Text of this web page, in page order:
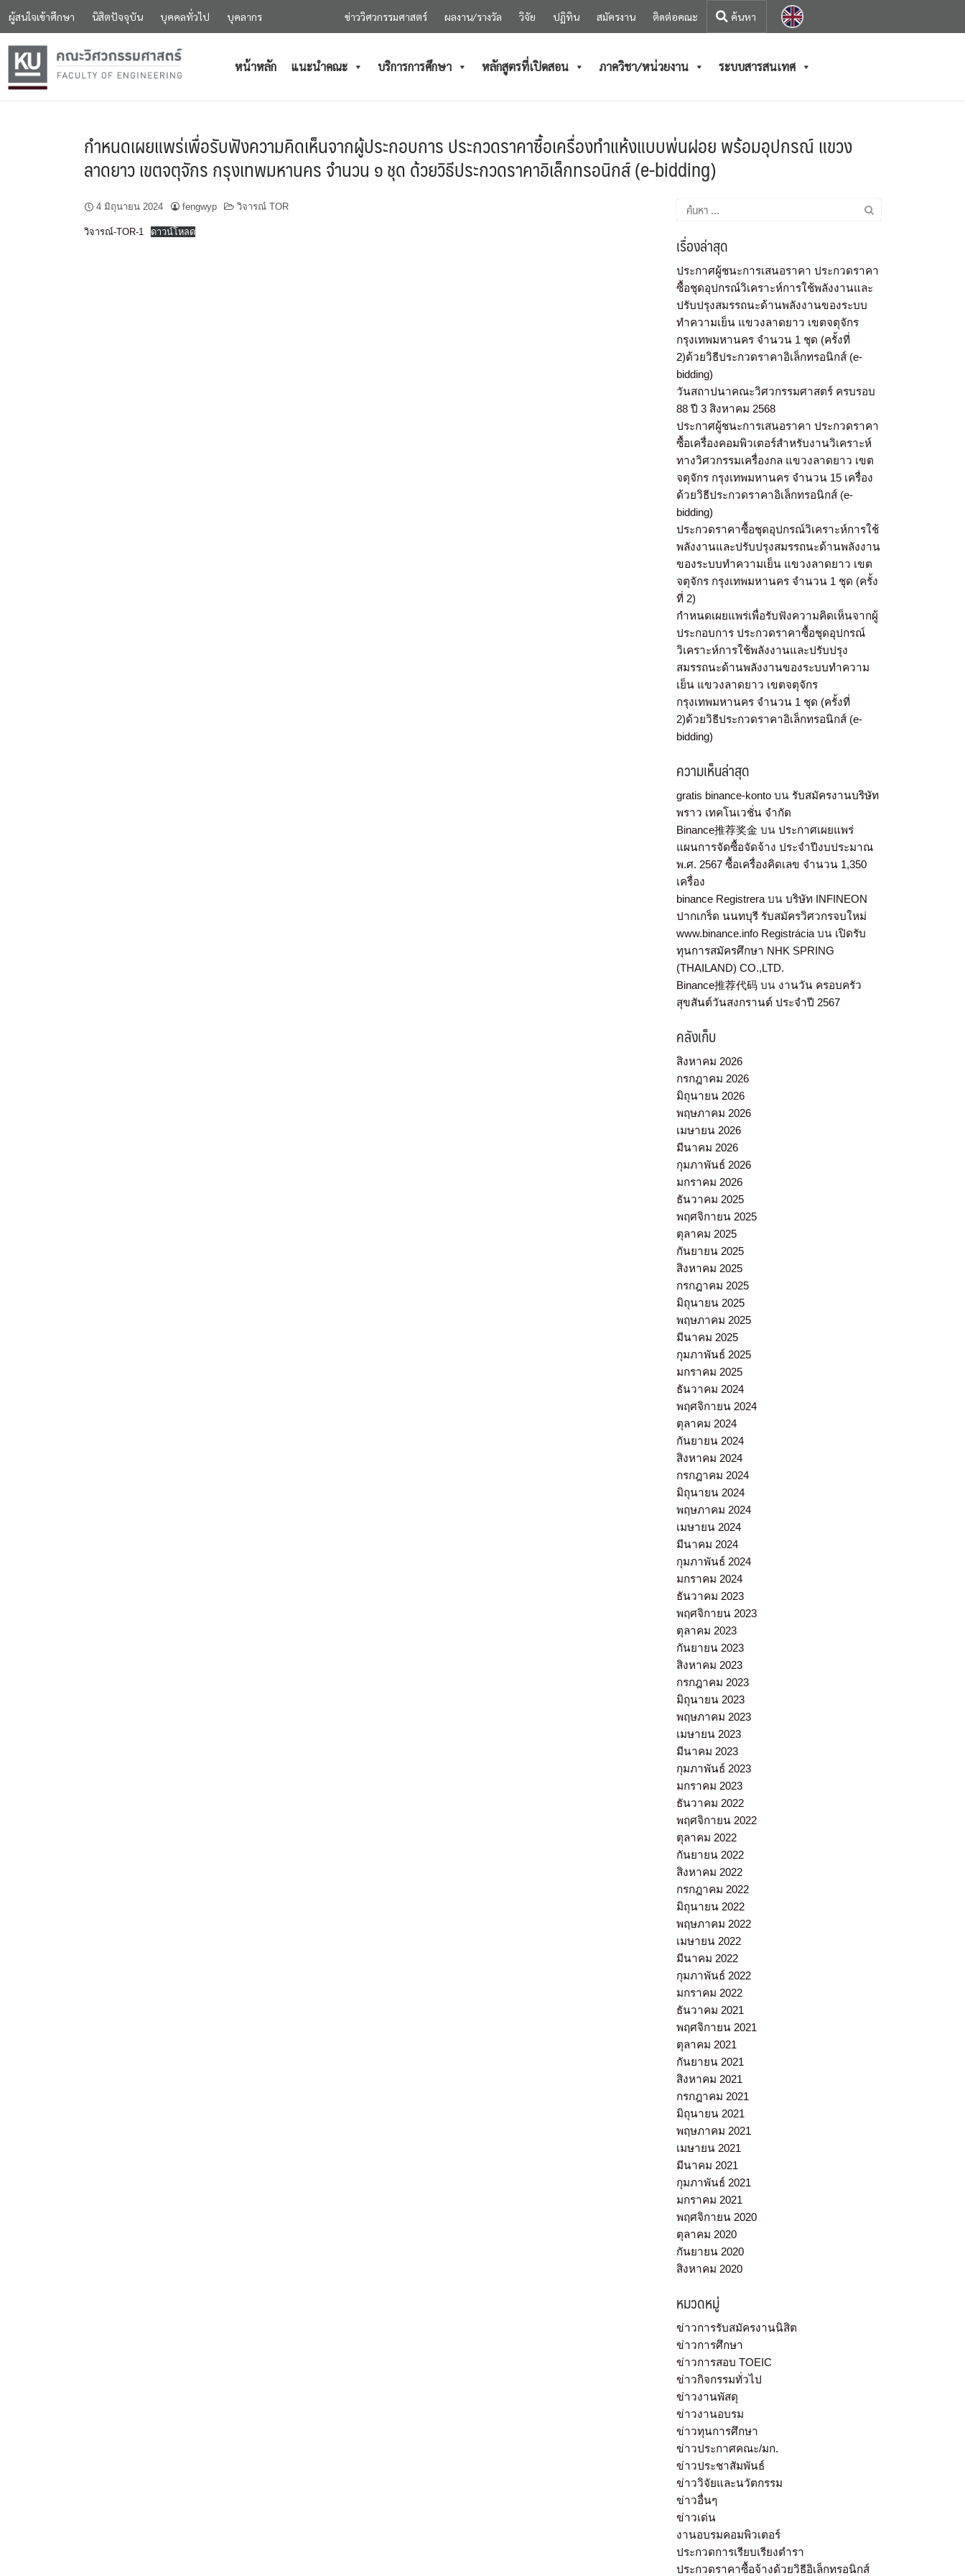
ผู้สนใจเข้าศึกษา นิสิตปัจจุบัน บุคคลทั่วไป บุคลากร ข่าววิศวกรรมศาสตร์ ผลงาน/รางวัล วิจัย ปฏิทิน สมัครงาน ติดต่อคณะ
หน้าหลัก แนะนำคณะ บริการการศึกษา หลักสูตรที่เปิดสอน ภาควิชา/หน่วยงาน ระบบสารสนเทศ
กำหนดเผยแพร่เพื่อรับฟังความคิดเห็นจากผู้ประกอบการ ประกวดราคาซื้อเครื่องทำแห้งแบบพ่นฝอย พร้อมอุปกรณ์ แขวง
ลาดยาว เขตจตุจักร กรุงเทพมหานคร จำนวน ๑ ชุด ด้วยวิธีประกวดราคาอิเล็กทรอนิกส์ (e-bidding)
4 มิถุนายน 2024 fengwyp วิจารณ์ TOR
วิจารณ์-TOR-1 ดาวน์โหลด
เรื่องล่าสุด
ประกาศผู้ชนะการเสนอราคา ประกวดราคา
ซื้อชุดอุปกรณ์วิเคราะห์การใช้พลังงานและ
ปรับปรุงสมรรถนะด้านพลังงานของระบบ
ทำความเย็น แขวงลาดยาว เขตจตุจักร
กรุงเทพมหานคร จำนวน 1 ชุด (ครั้งที่
2)ด้วยวิธีประกวดราคาอิเล็กทรอนิกส์ (e-
bidding)
วันสถาปนาคณะวิศวกรรมศาสตร์ ครบรอบ
88 ปี 3 สิงหาคม 2568
ประกาศผู้ชนะการเสนอราคา ประกวดราคา
ซื้อเครื่องคอมพิวเตอร์สำหรับงานวิเคราะห์
ทางวิศวกรรมเครื่องกล แขวงลาดยาว เขต
จตุจักร กรุงเทพมหานคร จำนวน 15 เครื่อง
ด้วยวิธีประกวดราคาอิเล็กทรอนิกส์ (e-
bidding)
ประกวดราคาซื้อชุดอุปกรณ์วิเคราะห์การใช้
พลังงานและปรับปรุงสมรรถนะด้านพลังงาน
ของระบบทำความเย็น แขวงลาดยาว เขต
จตุจักร กรุงเทพมหานคร จำนวน 1 ชุด (ครั้ง
ที่ 2)
กำหนดเผยแพร่เพื่อรับฟังความคิดเห็นจากผู้
ประกอบการ ประกวดราคาซื้อชุดอุปกรณ์
วิเคราะห์การใช้พลังงานและปรับปรุง
สมรรถนะด้านพลังงานของระบบทำความ
เย็น แขวงลาดยาว เขตจตุจักร
กรุงเทพมหานคร จำนวน 1 ชุด (ครั้งที่
2)ด้วยวิธีประกวดราคาอิเล็กทรอนิกส์ (e-
bidding)
ความเห็นล่าสุด
gratis binance-konto บน รับสมัครงานบริษัท
พราว เทคโนเวชั่น จำกัด
Binance推荐奖金 บนประกาศเผยแพร่
แผนการจัดซื้อจัดจ้าง ประจำปีงบประมาณ
พ.ศ. 2567 ซื้อเครื่องคิดเลข จำนวน 1,350
เครื่อง
binance Registrera บนบริษัท INFINEON
ปากเกร็ด นนทบุรี รับสมัครวิศวกรจบใหม่
www.binance.info Registrácia บน เปิดรับ
ทุนการสมัครศึกษา NHK SPRING
(THAILAND) CO.,LTD.
Binance推荐代码 บน งานวัน ครอบครัว
สุขสันต์วันสงกรานต์ ประจำปี 2567
คลังเก็บ
สิงหาคม 2026
กรกฎาคม 2026
มิถุนายน 2026
พฤษภาคม 2026
เมษายน 2026
มีนาคม 2026
กุมภาพันธ์ 2026
มกราคม 2026
ธันวาคม 2025
พฤศจิกายน 2025
ตุลาคม 2025
กันยายน 2025
สิงหาคม 2025
กรกฎาคม 2025
มิถุนายน 2025
พฤษภาคม 2025
มีนาคม 2025
กุมภาพันธ์ 2025
มกราคม 2025
ธันวาคม 2024
พฤศจิกายน 2024
ตุลาคม 2024
กันยายน 2024
สิงหาคม 2024
กรกฎาคม 2024
มิถุนายน 2024
พฤษภาคม 2024
เมษายน 2024
มีนาคม 2024
กุมภาพันธ์ 2024
มกราคม 2024
ธันวาคม 2023
พฤศจิกายน 2023
ตุลาคม 2023
กันยายน 2023
สิงหาคม 2023
กรกฎาคม 2023
มิถุนายน 2023
พฤษภาคม 2023
เมษายน 2023
มีนาคม 2023
กุมภาพันธ์ 2023
มกราคม 2023
ธันวาคม 2022
พฤศจิกายน 2022
ตุลาคม 2022
กันยายน 2022
สิงหาคม 2022
กรกฎาคม 2022
มิถุนายน 2022
พฤษภาคม 2022
เมษายน 2022
มีนาคม 2022
กุมภาพันธ์ 2022
มกราคม 2022
ธันวาคม 2021
พฤศจิกายน 2021
ตุลาคม 2021
กันยายน 2021
สิงหาคม 2021
กรกฎาคม 2021
มิถุนายน 2021
พฤษภาคม 2021
เมษายน 2021
มีนาคม 2021
กุมภาพันธ์ 2021
มกราคม 2021
พฤศจิกายน 2020
ตุลาคม 2020
กันยายน 2020
สิงหาคม 2020
หมวดหมู่
ข่าวการรับสมัครงานนิสิต
ข่าวการศึกษา
ข่าวการสอบ TOEIC
ข่าวกิจกรรมทั่วไป
ข่าวงานพัสดุ
ข่าวงานอบรม
ข่าวทุนการศึกษา
ข่าวประกาศคณะ/มก.
ข่าวประชาสัมพันธ์
ข่าววิจัยและนวัตกรรม
ข่าวอื่นๆ
ข่าวเด่น
งานอบรมคอมพิวเตอร์
ประกวดการเรียบเรียงตำรา
ประกวดราคาซื้อจ้างด้วยวิธีอิเล็กทรอนิกส์